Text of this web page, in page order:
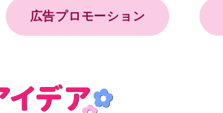
広告プロモーション